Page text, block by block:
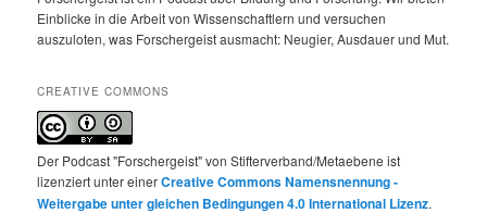
Einblicke in die Arbeit von Wissenschaftlern und versuchen
auszuloten, was Forschergeist ausmacht: Neugier, Ausdauer und Mut.
CREATIVE COMMONS
Der Podcast "Forschergeist" von Stifterverband/Metaebene ist
lizenziert unter einerCreative Commons Namensnennung -
Weitergabe unter gleichen Bedingungen 4.0 International Lizenz.